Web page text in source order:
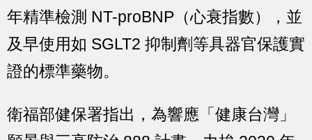
年精準檢測 NT-proBNP（心衰指數），並
及早使用如 SGLT2 抑制劑等具器官保護實
證的標準藥物。
衛福部健保署指出，為響應「健康台灣」